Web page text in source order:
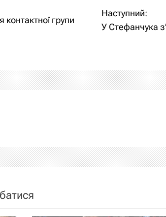
контактної групи
Наступний:
У Стефанчука